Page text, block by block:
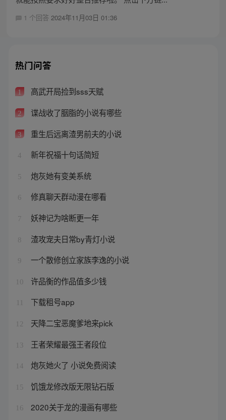
1 个回答 2024年11月03日 01:36
热门问答
1 高武开局捡到sss天赋
2 谍战收了胭脂的小说有哪些
3 重生后远离渣男前夫的小说
4 新年祝福十句话简短
5 炮灰她有变美系统
6 修真聊天群动漫在哪看
7 妖神记为啥断更一年
8 渣攻宠夫日常by青灯小说
9 一个散修创立家族李逸的小说
10 许品衡的作品值多少钱
下载租号app
12 天降二宝恶魔爹地来pick
13 王者荣耀最强王者段位
14 炮灰她火了 小说免费阅读
15 饥饿龙修改版无限钻石版
16 2020关于龙的漫画有哪些